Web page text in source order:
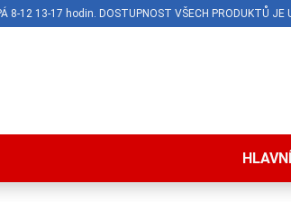
8-12 13-17 hodin. DOSTUPNOST VŠECH PRODUKTŮ JE